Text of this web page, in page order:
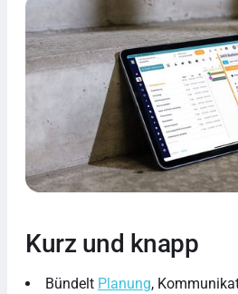
Kurz und knapp
Bündelt Planung,